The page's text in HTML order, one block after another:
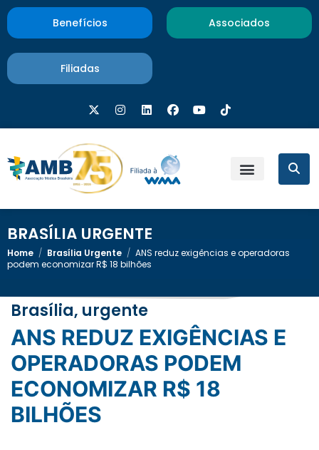
Benefícios Associados
Filiadas
BRASÍLIA URGENTE
Home / Brasília Urgente / ANS reduz exigências e operadoras
podem economizar R$ 18 bilhões
Brasília, urgente
ANS REDUZ EXIGÊNCIAS E
OPERADORAS PODEM
ECONOMIZAR R$ 18
BILHÕES